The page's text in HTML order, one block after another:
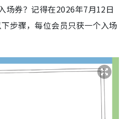
场券？记得在2026年7月12日
步骤，每位会员只获一个入场